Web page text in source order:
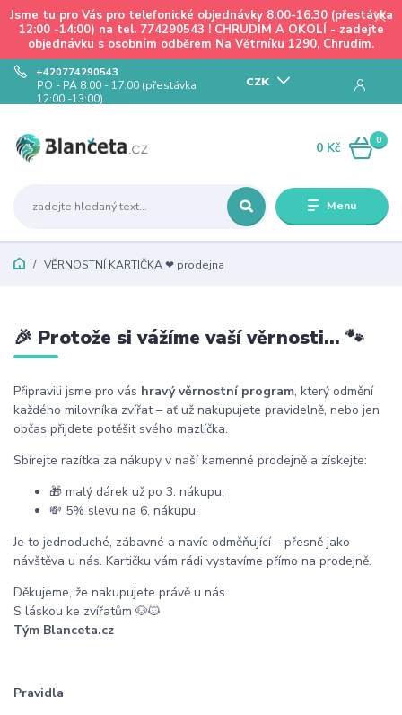
Jsme tu pro Vás pro telefonické objednávky 8:00-16:30 (přestávka
12:00 -14:00) na tel. 774290543 ! CHRUDIM A OKOLÍ - zadejte
objednávku s osobním odběrem Na Větrníku 1290, Chrudim.
Menu
CZK
+420774290543
PO - PÁ 8:00 - 17:00 (přestávka
12:00 -13:00)
0
0 Kč
VĚRNOSTNÍ KARTIČKA ❤ prodejna
🎉 Protože si vážíme vaší věrnosti... 🐾
Připravili jsme pro vás hravý věrnostní program, který odmění
každého milovníka zvířat –⁠ ať už nakupujete pravidelně, nebo jen
občas přijdete potěšit svého mazlíčka.
Sbírejte razítka za nákupy v naší kamenné prodejně a získejte:
🎁 malý dárek už po 3. nákupu,
💸 5% slevu na 6. nákupu.
Je to jednoduché, zábavné a navíc odměňující – přesně jako
návštěva u nás. Kartičku vám rádi vystavíme přímo na prodejně.
Děkujeme, že nakupujete právě u nás.
S láskou ke zvířatům 🐶🐱
Tým Blanceta.cz
Pravidla